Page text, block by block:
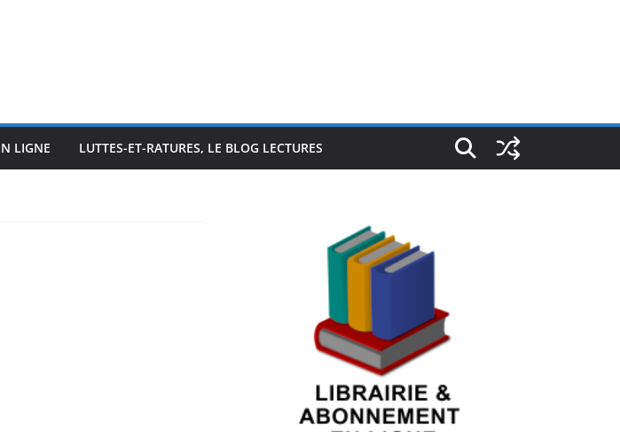
LIGNE LUTTES-ET-RATURES, LE BLOG LECTURES